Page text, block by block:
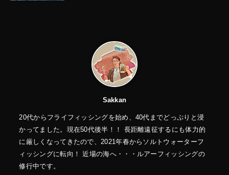
Sakkan
20代からフライフィッシングを始め、40代までどっぷりと浸
かってました。現在50代後半！！ 長距離遠征するにも体力的
に厳しくなってきたので、2021年春からソルトウォーターフ
ィッシングに転向！ 近場の海へ・・・ルアーフィッシングの
修行中です。